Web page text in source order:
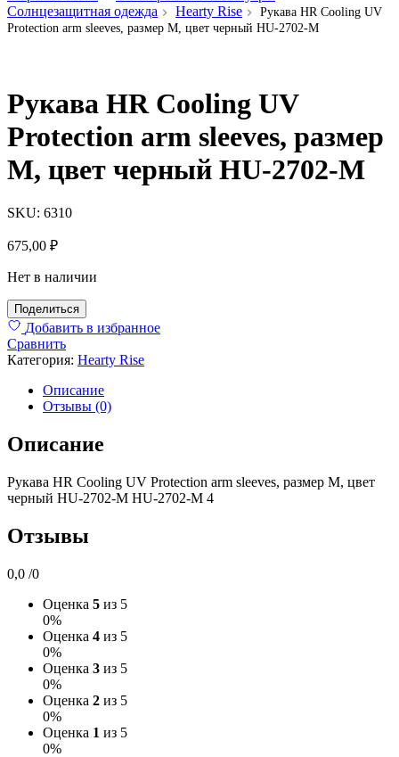
Солнцезащитная одежда
Hearty Rise
Рукава HR Cooling UV
Protection arm sleeves, размер M, цвет черный HU-2702-M
Рукава HR Cooling UV
Protection arm sleeves, размер
M, цвет черный HU-2702-M
SKU: 6310
675,00 ₽
Нет в наличии
Поделиться
Добавить в избранное
Сравнить
Категория: Hearty Rise
Описание
Отзывы (0)
Описание
Рукава HR Cooling UV Protection arm sleeves, размер M, цвет
черный HU-2702-M HU-2702-M 4
Отзывы
0,0 /0
Оценка 5 из 5
0%
Оценка 4 из 5
0%
Оценка 3 из 5
0%
Оценка 2 из 5
0%
Оценка 1 из 5
0%